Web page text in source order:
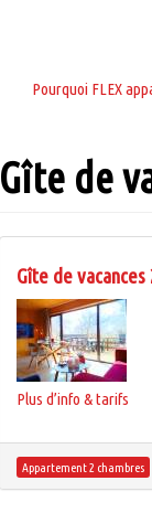
Pourquoi FLEX
Gîte de
Gîte de
Plus d’info & tarifs
Appartement 2 chambres